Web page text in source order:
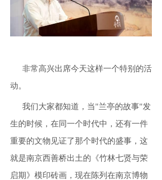
非常高兴出席今天这样一个特别的活
动。
我们大家都知道，当"兰亭的故事"发
生的时候，在同一个时代中，还有一件
重要的文物见证了那个时代的盛事，这
就是南京西善桥出土的《竹林七贤与荣
启期》模印砖画，现在陈列在南京博物